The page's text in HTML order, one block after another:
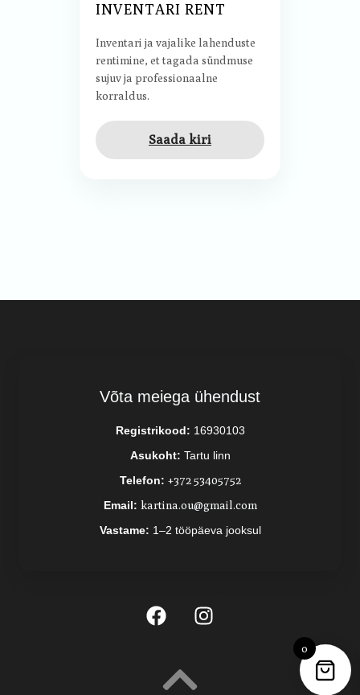
INVENTARI RENT
Inventari ja vajalike lahenduste
rentimine, et tagada sündmuse
sujuv ja professionaalne
korraldus.
Saada kiri
Võta meiega ühendust
Registrikood: 16930103
Asukoht: Tartu linn
Telefon: +372 53405752
Email: kartina.ou@gmail.com
Vastame: 1–2 tööpäeva jooksul
0